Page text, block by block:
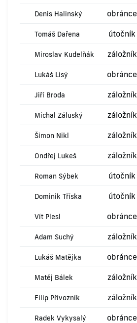
Denis Halinský obránce
Tomáš Dařena útočník
Miroslav Kudelňák záložník
Lukáš Lisý obránce
Jiří Broda záložník
Michal Záluský záložník
Šimon Nikl záložník
Ondřej Lukeš záložník
Roman Sýbek útočník
Dominik Tříska útočník
Vít Plesl obránce
Adam Suchý záložník
Lukáš Matějka obránce
Matěj Bálek záložník
Filip Přívozník záložník
Radek Vykysalý obránce